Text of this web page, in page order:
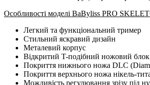
Особливості моделі BaByliss PRO
Легкий та функціональний тример
Стильний яскравий дизайн
Металевий корпус
Відкритий T-подібний ножовий
Покриття нижнього ножа DLC
Покриття верхнього ножа нікель-
Можливість регулювання зрізу під